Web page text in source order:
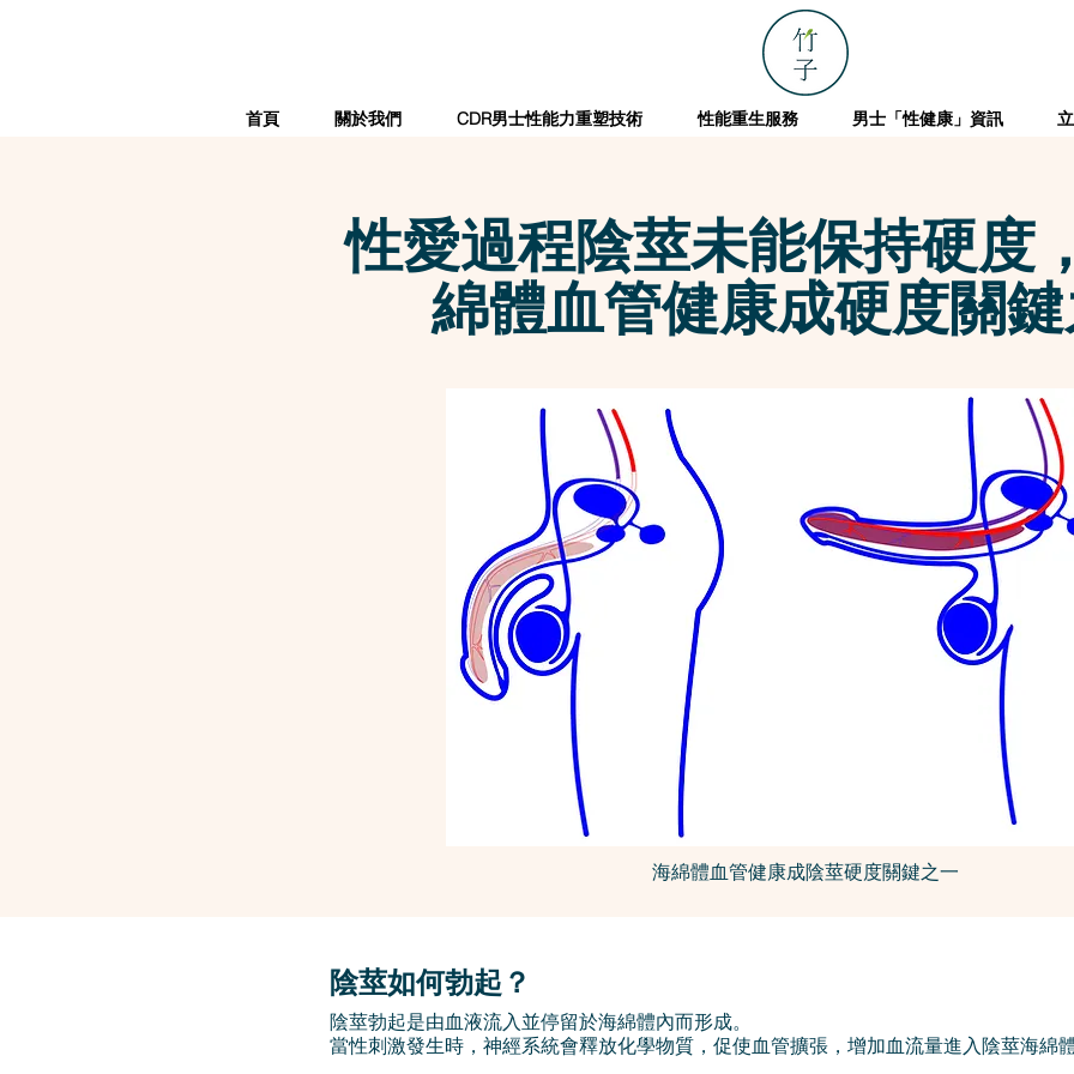
首頁 關於我們 CDR男士性能力重塑技術 性能重生服務 男士「性健康」資訊
性愛過程陰莖未能保持硬度
綿體血管健康成硬度關
海綿體血管健康成陰莖硬度關鍵之一
陰莖如何勃起？
陰莖勃起是由血液流入並停留於海綿體內而形成。
當性刺激發生時，神經系統會釋放化學物質， 促使血管擴張，增加血流量進入陰莖海綿